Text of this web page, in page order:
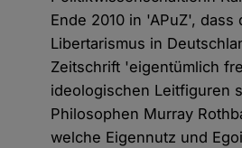
Ende 2010 in 'APuZ', dass
Libertarismus in
Zeitschrift 'eigentümlich
ideologischen Leitfiguren
Philosophen Murray
welche Eigennutz und